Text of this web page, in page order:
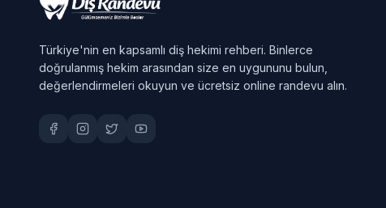
Türkiye'nin en kapsamlı diş hekimi rehberi. Binlerce
doğrulanmış hekim arasından size en uygununu bulun,
değerlendirmeleri okuyun ve ücretsiz online randevu alın.